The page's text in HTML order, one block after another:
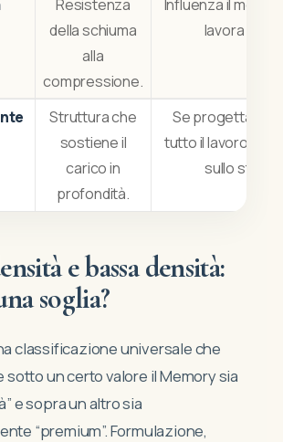
Resistenza
della schiuma
alla
compressione.
Influenza il modo
lavora
Struttura che
sostiene il
carico in
profondità.
Se progettata
tutto il lavoro
sullo strato
e bassa densità:
soglia?
classificazione universale che
sotto un certo valore il Memory sia
e sopra un altro sia
“premium”. Formulazione,